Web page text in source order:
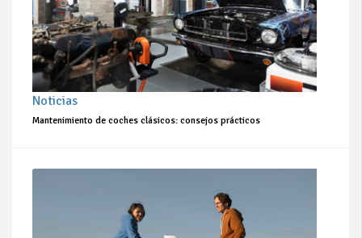
Noticias
Mantenimiento de coches clásicos: consejos prácticos